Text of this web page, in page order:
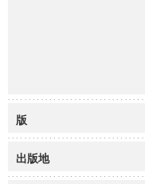
版
出版地